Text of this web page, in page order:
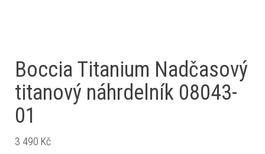
Boccia Titanium Nadčasový
titanový náhrdelník 08043-
01
3 490 Kč